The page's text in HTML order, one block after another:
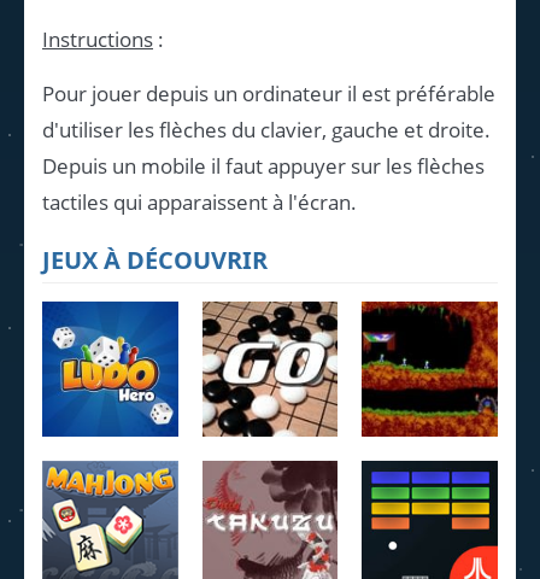
Instructions :
Pour jouer depuis un ordinateur il est préférable
d'utiliser les flèches du clavier, gauche et droite.
Depuis un mobile il faut appuyer sur les flèches
tactiles qui apparaissent à l'écran.
JEUX À DÉCOUVRIR
Ludo Hero
4.22K
Jeu de Go
3.95K
Lemmings
4.07K